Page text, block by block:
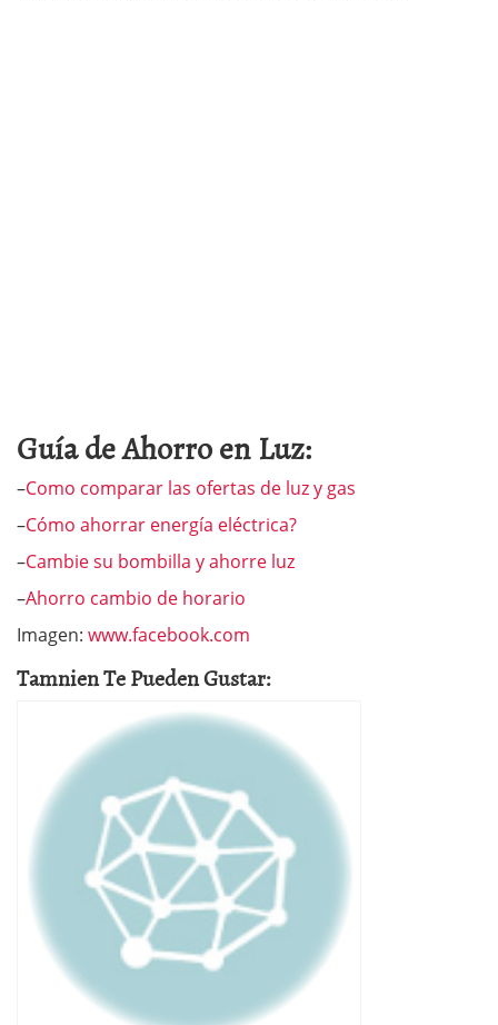
Guía de Ahorro en Luz:
–Como comparar las ofertas de luz y gas
–Cómo ahorrar energía eléctrica?
–Cambie su bombilla y ahorre luz
–Ahorro cambio de horario
Imagen: www.facebook.com
Tamnien Te Pueden Gustar: